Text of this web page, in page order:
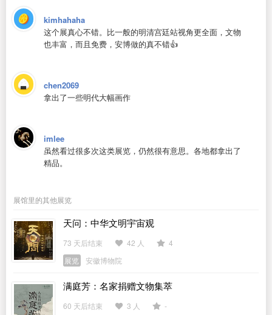
kimhahaha
这个展真心不错。比一般的明清宫廷站视角更全面，文物
也丰富，而且免费，安博做的真不错👍
chen2069
拿出了一些明代大幅画作
imlee
虽然看过很多次这类展览，仍然很有意思。各地都拿出了
精品。
展馆里的其他展览
天问：中华文明宇宙观
73 天后结束 42 人
4
展览
安徽博物院
满庭芳：名家捐赠文物集萃
60 天后结束 3 人
-